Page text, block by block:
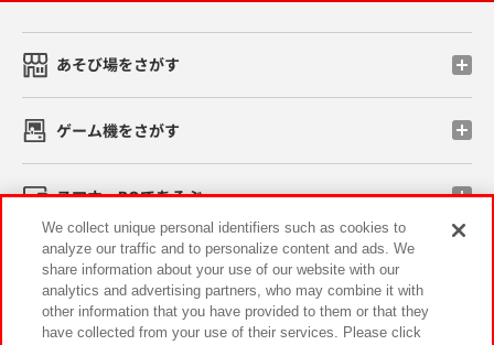
あそび場をさがす
ゲーム機をさがす
スマホ・PCであそぶ
イベント・キャンペーン
We collect unique personal identifiers such as cookies to
analyze our traffic and to personalize content and ads. We
share information about your use of our website with our
analytics and advertising partners, who may combine it with
other information that you have provided to them or that they
have collected from your use of their services. Please click